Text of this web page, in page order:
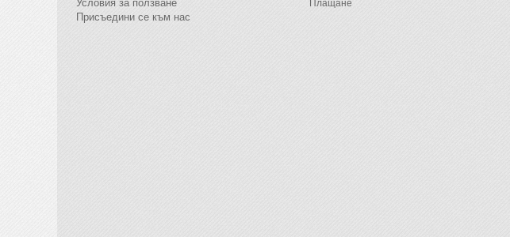
Условия за ползване
Присъедини се към нас
Плащане